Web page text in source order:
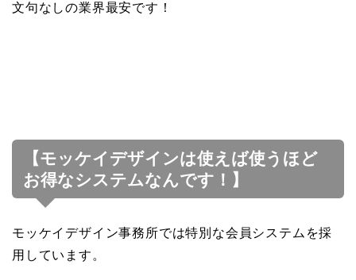
文句なしの業界最安です！
【モッケイデザインは使えば使うほど
お得なシステムなんです！】
モッケイデザイン事務所では特別な会員システムを採
用しています。